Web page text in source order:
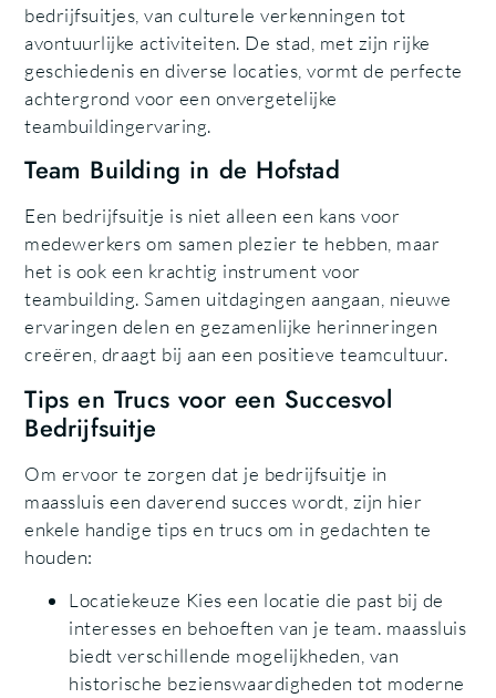
bedrijfsuitjes, van culturele verkenningen tot
avontuurlijke activiteiten. De stad, met zijn rijke
geschiedenis en diverse locaties, vormt de perfecte
achtergrond voor een onvergetelijke
teambuildingervaring.
Team Building in de Hofstad
Een bedrijfsuitje is niet alleen een kans voor
medewerkers om samen plezier te hebben, maar
het is ook een krachtig instrument voor
teambuilding. Samen uitdagingen aangaan, nieuwe
ervaringen delen en gezamenlijke herinneringen
creëren, draagt bij aan een positieve teamcultuur.
Tips en Trucs voor een Succesvol
Bedrijfsuitje
Om ervoor te zorgen dat je bedrijfsuitje in
maassluis een daverend succes wordt, zijn hier
enkele handige tips en trucs om in gedachten te
houden:
Locatiekeuze Kies een locatie die past bij de
interesses en behoeften van je team. maassluis
biedt verschillende mogelijkheden, van
historische bezienswaardigheden tot moderne